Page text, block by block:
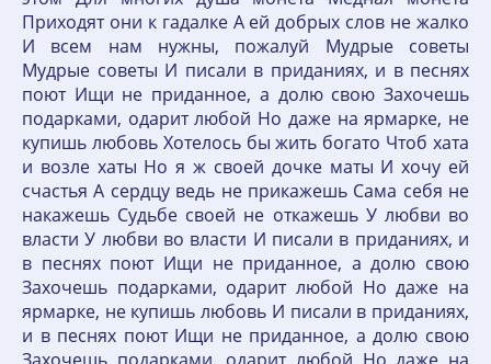
Приходят они к гадалке А ей добрых слов не жалко
И всем нам нужны, пожалуй Мудрые советы
Мудрые советы И писали в приданиях, и в песнях
поют Ищи не приданное, а долю свою Захочешь
подарками, одарит любой Но даже на ярмарке, не
купишь любовь Хотелось бы жить богато Чтоб хата
и возле хаты Но я ж своей дочке маты И хочу ей
счастья А сердцу ведь не прикажешь Сама себя не
накажешь Судьбе своей не откажешь У любви во
власти У любви во власти И писали в приданиях, и
в песнях поют Ищи не приданное, а долю свою
Захочешь подарками, одарит любой Но даже на
ярмарке, не купишь любовь И писали в приданиях,
и в песнях поют Ищи не приданное, а долю свою